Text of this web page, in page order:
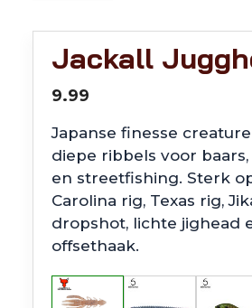
Jackall
9.99
Japanse finesse
diepe ribbels voor
en streetfishing. Sterk
Carolina rig, Texas rig,
dropshot, lichte jighead
offsethaak.